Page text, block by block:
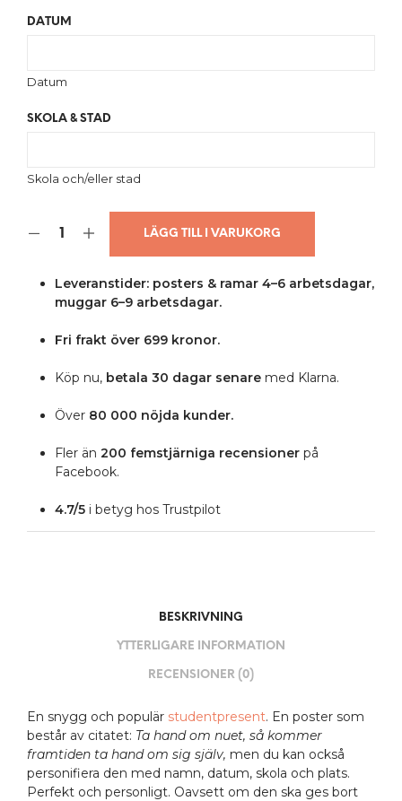
DATUM
Datum
SKOLA & STAD
Skola och/eller stad
LÄGG TILL I VARUKORG
Leveranstider: posters & ramar 4–6 arbetsdagar,
muggar 6–9 arbetsdagar.
Fri frakt över 699 kronor.
Köp nu,betala 30 dagar senaremed Klarna.
Över 80 000 nöjda kunder.
Fler än 200 femstjärniga recensionerpå
Facebook.
4.7/5i betyg hos Trustpilot
BESKRIVNING
YTTERLIGARE INFORMATION
RECENSIONER (0)
En snygg och populär studentpresent. En poster som
består av citatet: Ta hand om nuet, så kommer
framtiden ta hand om sig själv, men du kan också
personifiera den med namn, datum, skola och plats.
Perfekt och personligt. Oavsett om den ska ges bort